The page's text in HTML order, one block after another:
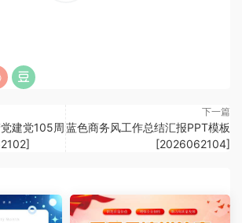
建党105周
下一篇
蓝色商务风工作总结汇报PPT模板
[2026062104]